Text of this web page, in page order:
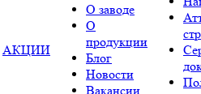
АКЦИИ
О заводе
О
продукции
Блог
Новости
Вакансии